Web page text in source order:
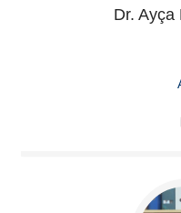
Dr. Ayça